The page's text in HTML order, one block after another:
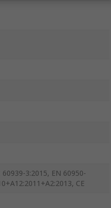
60939-3:2015, EN 60950-
CE